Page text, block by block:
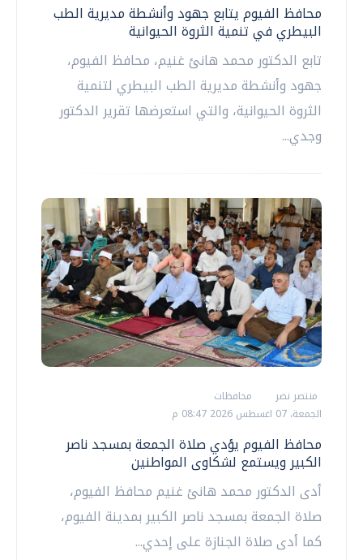
محافظ الفيوم يتابع جهود وأنشطة مديرية الطب
البيطري في تنمية الثروة الحيوانية
تابع الدكتور محمد هانئ غنيم، محافظ الفيوم،
جهود وأنشطة مديرية الطب البيطري لتنمية
الثروة الحيوانية، والتي استعرضها تقرير الدكتور
وجدي...
منتصر نضر
محافظات
الجمعة، 07 اغسطس 2026 08:47 م
محافظ الفيوم يؤدي صلاة الجمعة بمسجد ناصر
الكبير ويستمع لشكاوى المواطنين
أدى الدكتور محمد هانئ غنيم محافظ الفيوم،
صلاة الجمعة بمسجد ناصر الكبير بمدينة الفيوم،
كما أدى صلاة الجنازة على إحدي...